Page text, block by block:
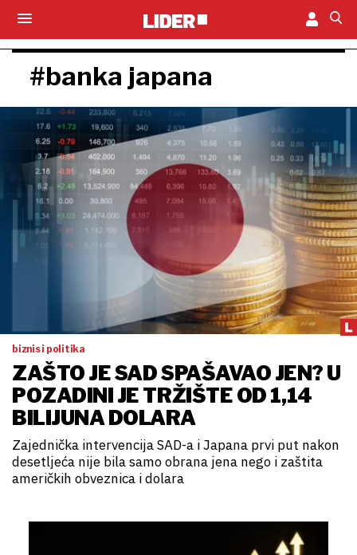
#banka japana
biznis i politika
ZAŠTO JE SAD SPAŠAVAO JEN? U
POZADINI JE TRŽIŠTE OD 1,14
BILIJUNA DOLARA
Zajednička intervencija SAD-a i Japana prvi put nakon
desetljeća nije bila samo obrana jena nego i zaštita
američkih obveznica i dolara